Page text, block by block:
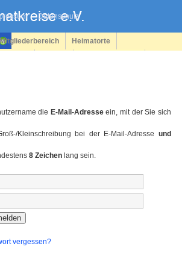
Datenschutz
Mitgliederbereich Heimatorte
die E-Mail-Adresseein, mit der Sie sich
Kleinschreibung bei der E-Mail-Adresse und
8 Zeichen lang sein.
vergessen?